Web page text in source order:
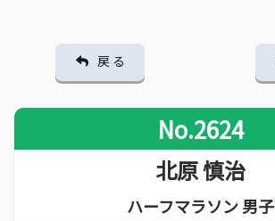
戻 る
No.2624
北原 慎治
ハーフマラソン 男子